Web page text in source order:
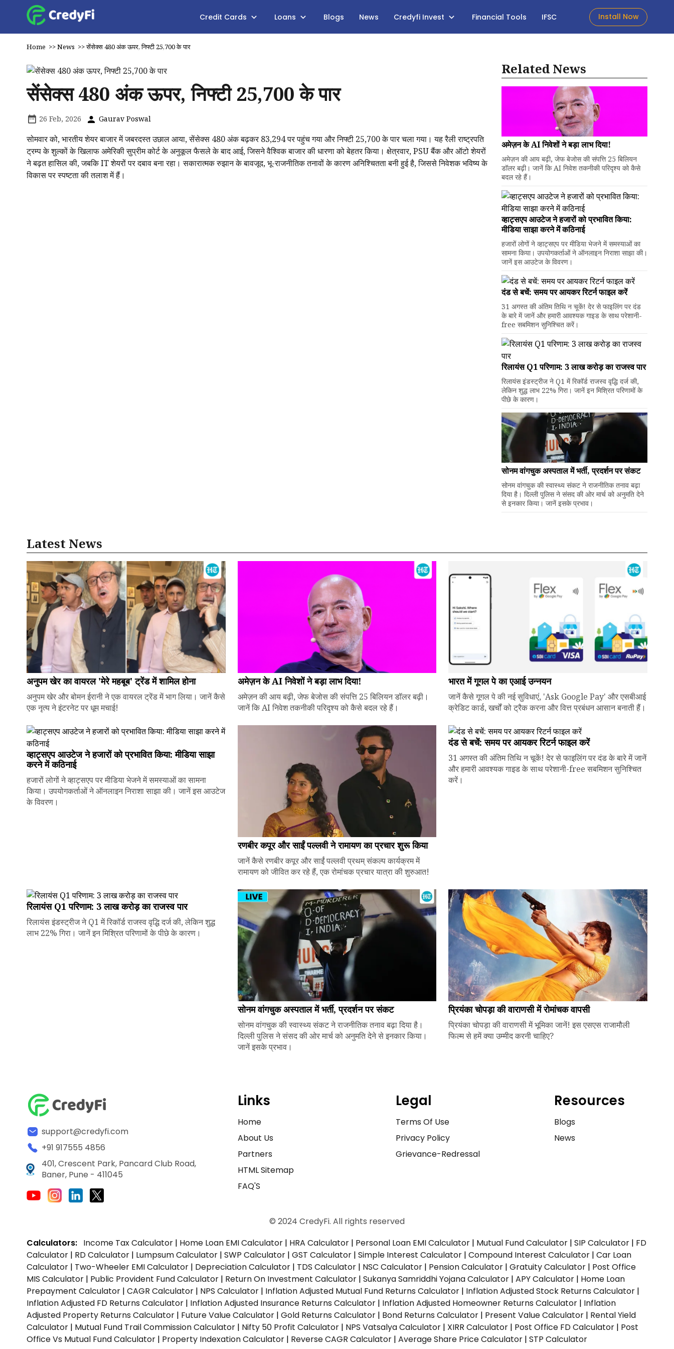
Credit Cards Loans Blogs News Credyfi Invest Financial Tools IFSC Install Now
Home >>News >>सेंसेक्स 480 अंक ऊपर, निफ्टी 25,700 के पार
सेंसेक्स 480 अंक ऊपर, निफ्टी 25,700 के पार
26 Feb, 2026 Gaurav Poswal
सोमवार को, भारतीय शेयर बाजार में जबरदस्त उछाल आया, सेंसेक्स 480 अंक बढ़कर 83,294 पर पहुंच गया और निफ्टी 25,700 के पार चला गया। यह रैली राष्ट्रपति
ट्रम्प के शुल्कों के खिलाफ अमेरिकी सुप्रीम कोर्ट के अनुकूल फैसले के बाद आई, जिसने वैश्विक बाजार की धारणा को बेहतर किया। क्षेत्रवार, PSU बैंक और ऑटो शेयरों
ने बढ़त हासिल की, जबकि IT शेयरों पर दबाव बना रहा। सकारात्मक रुझान के बावजूद, भू-राजनीतिक तनावों के कारण अनिश्चितता बनी हुई है, जिससे निवेशक भविष्य के
विकास पर स्पष्टता की तलाश में हैं।
Related News
अमेज़न के AI निवेशों ने बड़ा लाभ दिया!
अमेज़न की आय बढ़ी, जेफ बेजोस की संपत्ति 25 बिलियन
डॉलर बढ़ी। जानें कि AI निवेश तकनीकी परिदृश्य को कैसे
बदल रहे हैं।
व्हाट्सएप आउटेज ने हजारों को प्रभावित किया:
मीडिया साझा करने में कठिनाई
हजारों लोगों ने व्हाट्सएप पर मीडिया भेजने में समस्याओं का
सामना किया। उपयोगकर्ताओं ने ऑनलाइन निराशा साझा की।
जानें इस आउटेज के विवरण।
दंड से बचें: समय पर आयकर रिटर्न फाइल करें
31 अगस्त की अंतिम तिथि न चूकें! देर से फाइलिंग पर दंड
के बारे में जानें और हमारी आवश्यक गाइड के साथ परेशानी-
free सबमिशन सुनिश्चित करें।
रिलायंस Q1 परिणाम: ₹3 लाख करोड़ का राजस्व पार
रिलायंस इंडस्ट्रीज ने Q1 में रिकॉर्ड राजस्व वृद्धि दर्ज की,
लेकिन शुद्ध लाभ 22% गिरा। जानें इन मिश्रित परिणामों के
पीछे के कारण।
सोनम वांगचुक अस्पताल में भर्ती, प्रदर्शन पर संकट
सोनम वांगचुक की स्वास्थ्य संकट ने राजनीतिक तनाव बढ़ा
दिया है। दिल्ली पुलिस ने संसद की ओर मार्च को अनुमति देने
से इनकार किया। जानें इसके प्रभाव।
Latest News
अनुपम खेर का वायरल 'मेरे महबूब' ट्रेंड में शामिल होना
अनुपम खेर और बोमन ईरानी ने एक वायरल ट्रेंड में भाग लिया। जानें कैसे
एक नृत्य ने इंटरनेट पर धूम मचाई!
अमेज़न के AI निवेशों ने बड़ा लाभ दिया!
अमेज़न की आय बढ़ी, जेफ बेजोस की संपत्ति 25 बिलियन डॉलर बढ़ी।
जानें कि AI निवेश तकनीकी परिदृश्य को कैसे बदल रहे हैं।
भारत में गूगल पे का एआई उन्नयन
जानें कैसे गूगल पे की नई सुविधाएं, 'Ask Google Pay' और एसबीआई
क्रेडिट कार्ड, खर्चों को ट्रैक करना और वित्त प्रबंधन आसान बनाती हैं।
व्हाट्सएप आउटेज ने हजारों को प्रभावित किया: मीडिया साझा
करने में कठिनाई
हजारों लोगों ने व्हाट्सएप पर मीडिया भेजने में समस्याओं का सामना
किया। उपयोगकर्ताओं ने ऑनलाइन निराशा साझा की। जानें इस आउटेज
के विवरण।
रणबीर कपूर और साईं पल्लवी ने रामायण का प्रचार शुरू किया
जानें कैसे रणबीर कपूर और साईं पल्लवी प्रथम् संकल्प कार्यक्रम में
रामायण को जीवित कर रहे हैं, एक रोमांचक प्रचार यात्रा की शुरुआत!
दंड से बचें: समय पर आयकर रिटर्न फाइल करें
31 अगस्त की अंतिम तिथि न चूकें! देर से फाइलिंग पर दंड के बारे में जानें
और हमारी आवश्यक गाइड के साथ परेशानी-free सबमिशन सुनिश्चित
करें।
रिलायंस Q1 परिणाम: ₹3 लाख करोड़ का राजस्व पार
रिलायंस इंडस्ट्रीज ने Q1 में रिकॉर्ड राजस्व वृद्धि दर्ज की, लेकिन शुद्ध
लाभ 22% गिरा। जानें इन मिश्रित परिणामों के पीछे के कारण।
सोनम वांगचुक अस्पताल में भर्ती, प्रदर्शन पर संकट
सोनम वांगचुक की स्वास्थ्य संकट ने राजनीतिक तनाव बढ़ा दिया है।
दिल्ली पुलिस ने संसद की ओर मार्च को अनुमति देने से इनकार किया।
जानें इसके प्रभाव।
प्रियंका चोपड़ा की वाराणसी में रोमांचक वापसी
प्रियंका चोपड़ा की वाराणसी में भूमिका जानें! इस एसएस राजामौली
फिल्म से हमें क्या उम्मीद करनी चाहिए?
support@credyfi.com
+91 917555 4856
401, Crescent Park, Pancard Club Road,
Baner, Pune - 411045
Links
Home
About Us
Partners
HTML Sitemap
FAQ'S
Legal
Terms Of Use
Privacy Policy
Grievance-Redressal
Resources
Blogs
News
© 2024 CredyFi. All rights reserved
Calculators: Income Tax Calculator | Home Loan EMI Calculator | HRA Calculator | Personal Loan EMI Calculator | Mutual Fund Calculator | SIP Calculator | FD
Calculator | RD Calculator | Lumpsum Calculator | SWP Calculator | GST Calculator | Simple Interest Calculator | Compound Interest Calculator | Car Loan
Calculator | Two-Wheeler EMI Calculator | Depreciation Calculator | TDS Calculator | NSC Calculator | Pension Calculator | Gratuity Calculator | Post Office
MIS Calculator | Public Provident Fund Calculator | Return On Investment Calculator | Sukanya Samriddhi Yojana Calculator | APY Calculator | Home Loan
Prepayment Calculator | CAGR Calculator | NPS Calculator | Inflation Adjusted Mutual Fund Returns Calculator | Inflation Adjusted Stock Returns Calculator |
Inflation Adjusted FD Returns Calculator | Inflation Adjusted Insurance Returns Calculator | Inflation Adjusted Homeowner Returns Calculator | Inflation
Adjusted Property Returns Calculator | Future Value Calculator | Gold Returns Calculator | Bond Returns Calculator | Present Value Calculator | Rental Yield
Calculator | Mutual Fund Trail Commission Calculator | Nifty 50 Profit Calculator | NPS Vatsalya Calculator | XIRR Calculator | Post Office FD Calculator | Post
Office Vs Mutual Fund Calculator | Property Indexation Calculator | Reverse CAGR Calculator | Average Share Price Calculator | STP Calculator